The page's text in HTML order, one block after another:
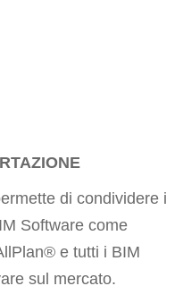
di condividere i
Software come
e tutti i BIM
sul mercato.